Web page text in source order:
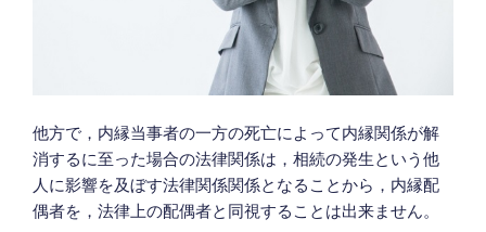
他方で，内縁当事者の一方の死亡によって内縁関係が解
消するに至った場合の法律関係は，相続の発生という他
人に影響を及ぼす法律関係関係となることから，内縁配
偶者を，法律上の配偶者と同視することは出来ません。